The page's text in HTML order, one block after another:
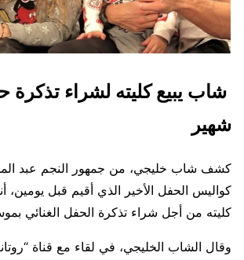
شاب يبيع كليته لشراء تذكرة
شهير
كشف شاب خليجي، من جمهور النجم عبد
كواليس الحفل الأخير الذي أقيم قبل يومين،
كليته من أجل شراء تذكرة الحفل الغنائي
وقال الشاب الخليجي، في لقاء مع قناة